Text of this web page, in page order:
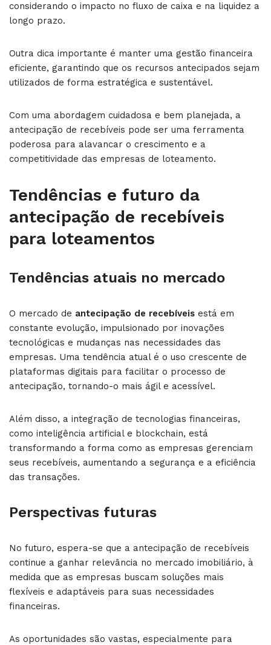
considerando o impacto no fluxo de caixa e na liquidez a
longo prazo.
Outra dica importante é manter uma gestão financeira
eficiente, garantindo que os recursos antecipados sejam
utilizados de forma estratégica e sustentável.
Com uma abordagem cuidadosa e bem planejada, a
antecipação de recebíveis pode ser uma ferramenta
poderosa para alavancar o crescimento e a
competitividade das empresas de loteamento.
Tendências e futuro da
antecipação de recebíveis
para loteamentos
Tendências atuais no mercado
O mercado de antecipação de recebíveis está em
constante evolução, impulsionado por inovações
tecnológicas e mudanças nas necessidades das
empresas. Uma tendência atual é o uso crescente de
plataformas digitais para facilitar o processo de
antecipação, tornando-o mais ágil e acessível.
Além disso, a integração de tecnologias financeiras,
como inteligência artificial e blockchain, está
transformando a forma como as empresas gerenciam
seus recebíveis, aumentando a segurança e a eficiência
das transações.
Perspectivas futuras
No futuro, espera-se que a antecipação de recebíveis
continue a ganhar relevância no mercado imobiliário, à
medida que as empresas buscam soluções mais
flexíveis e adaptáveis para suas necessidades
financeiras.
As oportunidades são vastas, especialmente para